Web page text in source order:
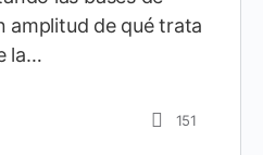
amplitud de qué trata
la…
151